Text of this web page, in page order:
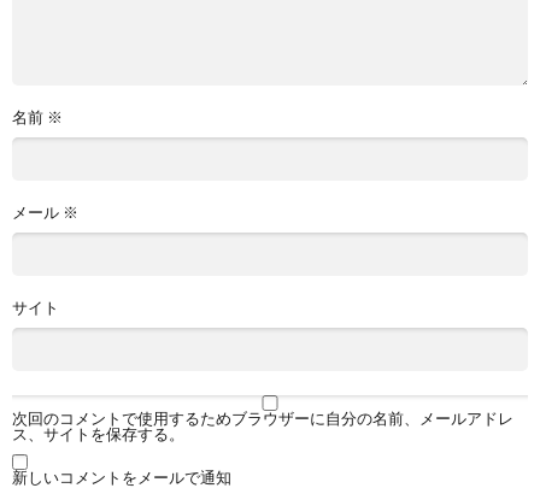
名前 ※
メール ※
サイト
次回のコメントで使用するためブラウザーに自分の名前、メールアドレ
ス、サイトを保存する。
新しいコメントをメールで通知